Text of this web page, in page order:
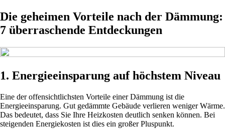
Die geheimen Vorteile nach der Dämmung:
7 überraschende Entdeckungen
1. Energieeinsparung auf höchstem Niveau
Eine der offensichtlichsten Vorteile einer Dämmung ist die
Energieeinsparung. Gut gedämmte Gebäude verlieren weniger Wärme.
Das bedeutet, dass Sie Ihre Heizkosten deutlich senken können. Bei
steigenden Energiekosten ist dies ein großer Pluspunkt.